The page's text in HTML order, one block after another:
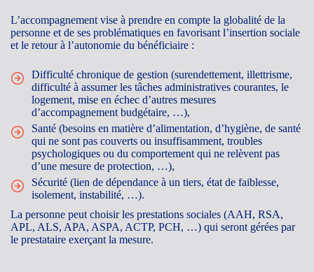
L’accompagnement vise à prendre en compte la globalité de la
personne et de ses problématiques en favorisant l’insertion sociale
et le retour à l’autonomie du bénéficiaire :
Difficulté chronique de gestion (surendettement, illettrisme,
difficulté à assumer les tâches administratives courantes, le
logement, mise en échec d’autres mesures
d’accompagnement budgétaire, …),
Santé (besoins en matière d’alimentation, d’hygiène, de santé
qui ne sont pas couverts ou insuffisamment, troubles
psychologiques ou du comportement qui ne relèvent pas
d’une mesure de protection, …),
Sécurité (lien de dépendance à un tiers, état de faiblesse,
isolement, instabilité, …).
La personne peut choisir les prestations sociales (AAH, RSA,
APL, ALS, APA, ASPA, ACTP, PCH, …) qui seront gérées par
le prestataire exerçant la mesure.